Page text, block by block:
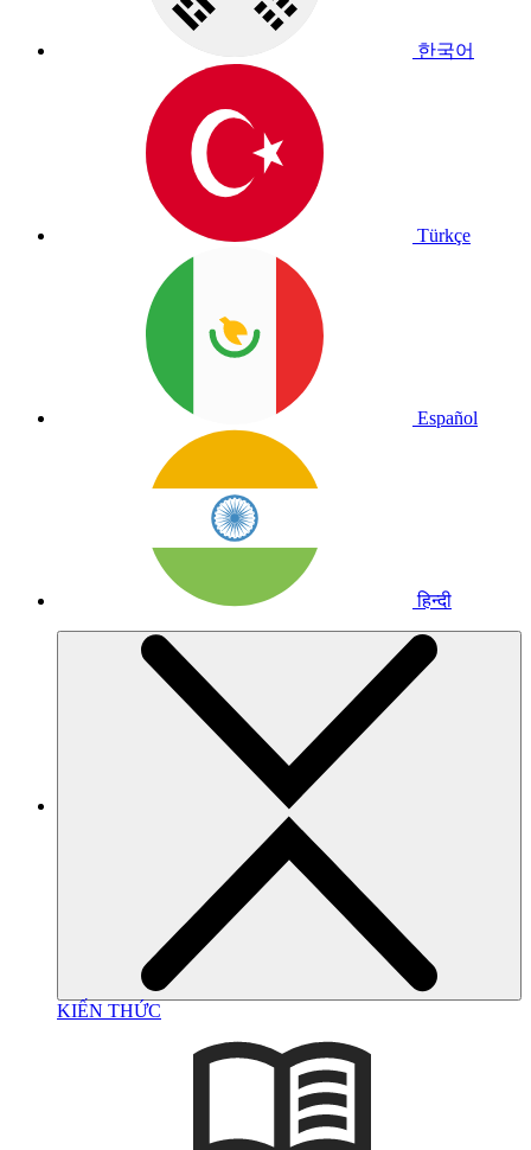
한국어
Türkçe
Español
हिन्दी
KIẾN THỨC